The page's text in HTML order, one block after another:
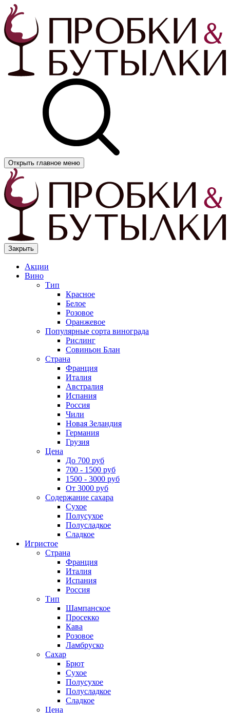
Открыть главное меню
Закрыть
Акции
Вино
Тип
Красное
Белое
Розовое
Оранжевое
Популярные сорта винограда
Рислинг
Совиньон Блан
Страна
Франция
Италия
Австралия
Испания
Россия
Чили
Новая Зеландия
Германия
Грузия
Цена
До 700 руб
700 - 1500 руб
1500 - 3000 руб
От 3000 руб
Содержание сахара
Сухое
Полусухое
Полусладкое
Сладкое
Игристое
Страна
Франция
Италия
Испания
Россия
Тип
Шампанское
Просекко
Кава
Розовое
Ламбруско
Сахар
Брют
Сухое
Полусухое
Полусладкое
Сладкое
Цена